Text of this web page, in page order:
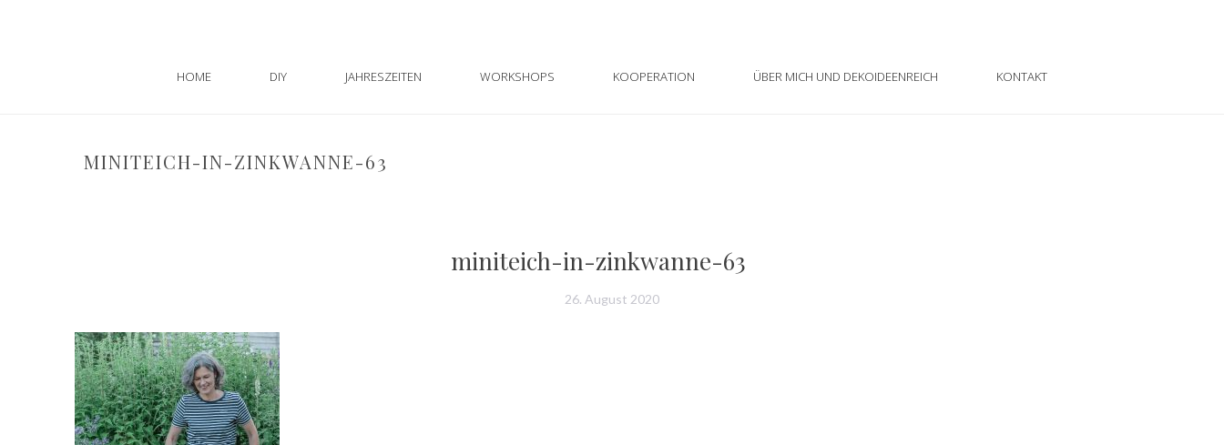
HOME DIY JAHRESZEITEN WORKSHOPS KOOPERATION ÜBER MICH UND DEKOIDEENREICH KONTAKT
MINITEICH-IN-ZINKWANNE-63
miniteich-in-zinkwanne-63
26. August 2020